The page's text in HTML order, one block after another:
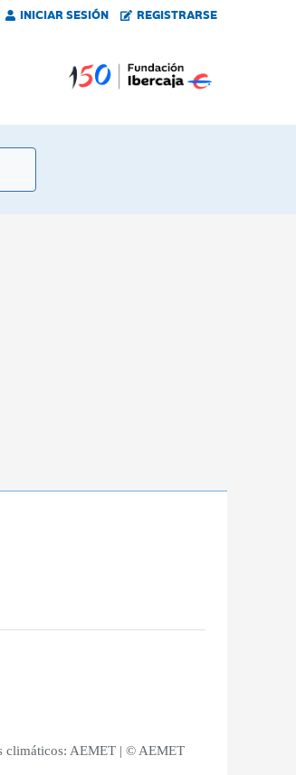
INICIAR SESIÓN REGISTRARSE
climáticos: AEMET | © AEMET